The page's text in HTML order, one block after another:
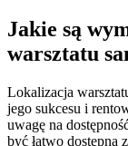
Jakie są
warsztatu
Lokalizacja
jego sukcesu i
uwagę na
być łatwo dostępna